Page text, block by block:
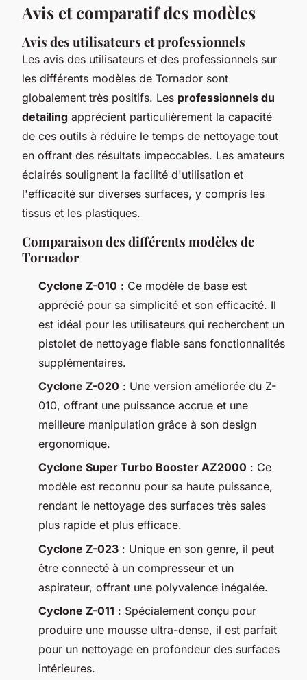
Avis et comparatif des modèles
Avis des utilisateurs et professionnels
Les avis des utilisateurs et des professionnels sur
les différents modèles de Tornador sont
globalement très positifs. Les professionnels du
detailing apprécient particulièrement la capacité
de ces outils à réduire le temps de nettoyage tout
en offrant des résultats impeccables. Les amateurs
éclairés soulignent la facilité d'utilisation et
l'efficacité sur diverses surfaces, y compris les
tissus et les plastiques.
Comparaison des différents modèles de
Tornador
Cyclone Z-010 : Ce modèle de base est
apprécié pour sa simplicité et son efficacité. Il
est idéal pour les utilisateurs qui recherchent un
pistolet de nettoyage fiable sans fonctionnalités
supplémentaires.
Cyclone Z-020 : Une version améliorée du Z-
010, offrant une puissance accrue et une
meilleure manipulation grâce à son design
ergonomique.
Cyclone Super Turbo Booster AZ2000 : Ce
modèle est reconnu pour sa haute puissance,
rendant le nettoyage des surfaces très sales
plus rapide et plus efficace.
Cyclone Z-023 : Unique en son genre, il peut
être connecté à un compresseur et un
aspirateur, offrant une polyvalence inégalée.
Cyclone Z-011 : Spécialement conçu pour
produire une mousse ultra-dense, il est parfait
pour un nettoyage en profondeur des surfaces
intérieures.